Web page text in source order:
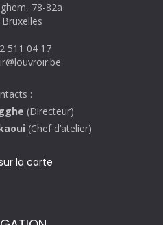
78-82a
511 04 17
:
(Directeur)
(Chef d’atelier)
la carte